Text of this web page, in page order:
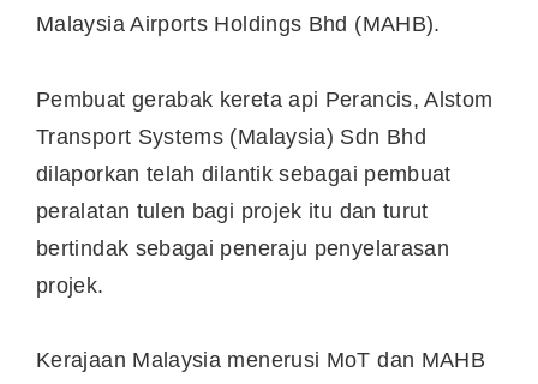
Malaysia Airports Holdings Bhd (MAHB).
Pembuat gerabak kereta api Perancis, Alstom
Transport Systems (Malaysia) Sdn Bhd
dilaporkan telah dilantik sebagai pembuat
peralatan tulen bagi projek itu dan turut
bertindak sebagai peneraju penyelarasan
projek.
Kerajaan Malaysia menerusi MoT dan MAHB